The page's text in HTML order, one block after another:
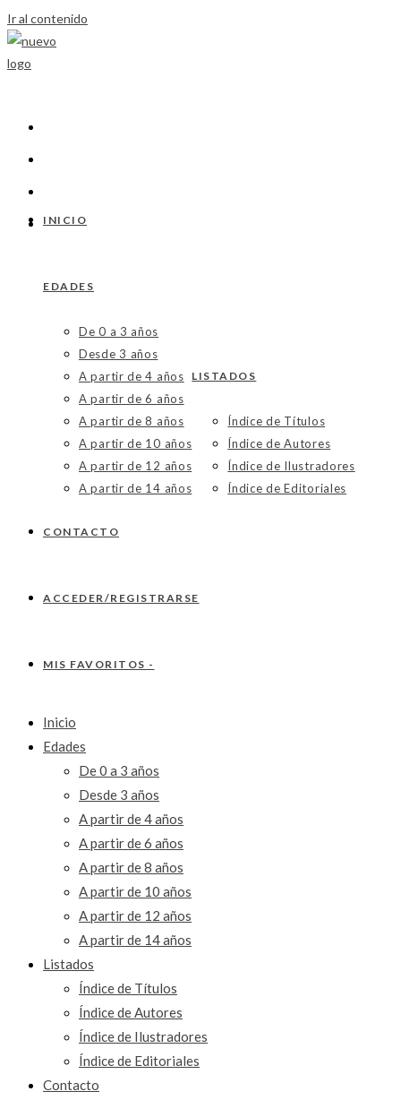
Ir al contenido
INICIO
EDADES
De 0 a 3 años
Desde 3 años
A partir de 4 años
A partir de 6 años
A partir de 8 años
A partir de 10 años
A partir de 12 años
A partir de 14 años
LISTADOS
Índice de Títulos
Índice de Autores
Índice de Ilustradores
Índice de Editoriales
CONTACTO
ACCEDER/REGISTRARSE
MIS FAVORITOS -
Inicio
Edades
De 0 a 3 años
Desde 3 años
A partir de 4 años
A partir de 6 años
A partir de 8 años
A partir de 10 años
A partir de 12 años
A partir de 14 años
Listados
Índice de Títulos
Índice de Autores
Índice de Ilustradores
Índice de Editoriales
Contacto